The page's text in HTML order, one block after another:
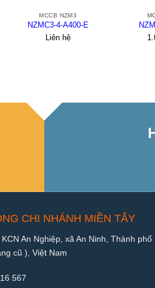
MCCB NZM3
NZMC3-4-A400-E
Liên hệ
CHI NHÁNH MIỀN TÂY
An Nghiệp, xã An Ninh, Thành phố
cũ ), Việt Nam
567